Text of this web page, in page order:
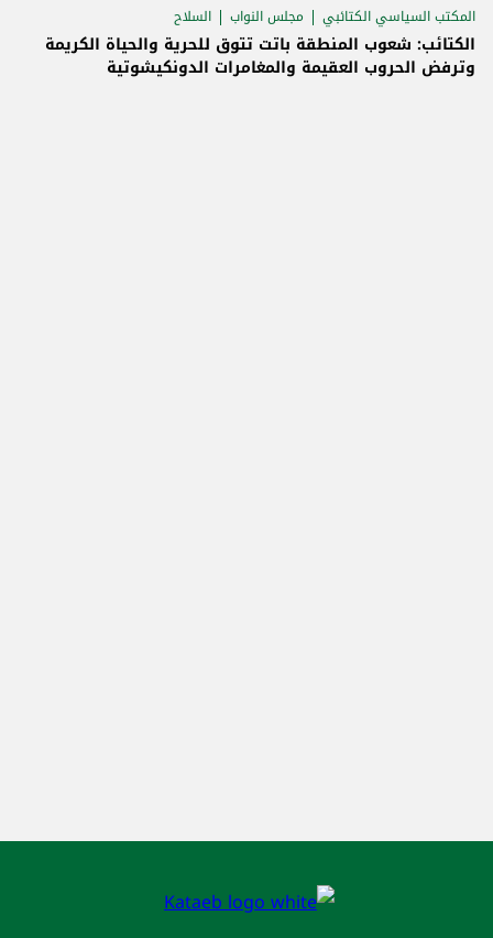
المكتب السياسي الكتائبي مجلس النواب السلاح
الكتائب: شعوب المنطقة باتت تتوق للحرية والحياة الكريمة
وترفض الحروب العقيمة والمغامرات الدونكيشوتية